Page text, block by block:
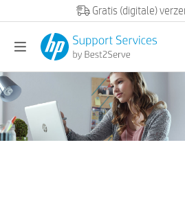
Officiële HP